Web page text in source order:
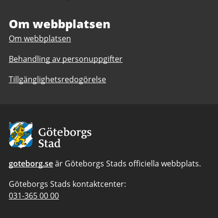
Lundby
Fyrklövern,
Lundby
Om webbplatsen
Om webbplatsen
Behandling av personuppgifter
Tillgänglighetsredogörelse
Avsändare:
Göteborgs
Stad
goteborg.seär Göteborgs Stads officiella webbplats.
Göteborgs Stads kontaktcenter:
Telefonnummer
031-365 00 00